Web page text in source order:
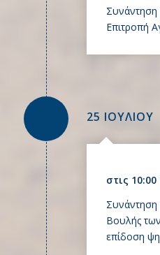
Συνάντηση
Επιτροπή
25 ΙΟΥΛΙΟΥ
στις
Συνάντηση
Βουλής
επίδοση